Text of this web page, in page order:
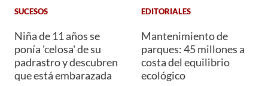
SUCESOS
Niña de 11 años se
ponía 'celosa' de su
padrastro y descubren
que está embarazada
EDITORIALES
Mantenimiento de
parques: 45 millones a
costa del equilibrio
ecológico